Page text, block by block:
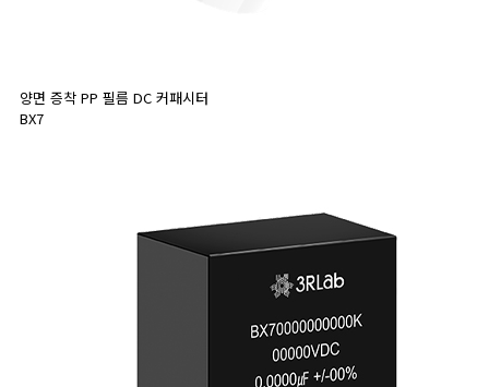
양면 증착 PP 필름 DC 커패시터
BX7